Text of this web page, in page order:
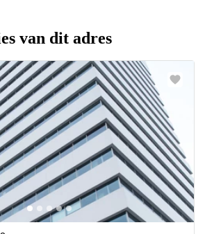
van dit adres